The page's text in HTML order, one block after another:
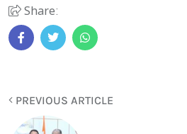
Share:
PREVIOUS ARTICLE